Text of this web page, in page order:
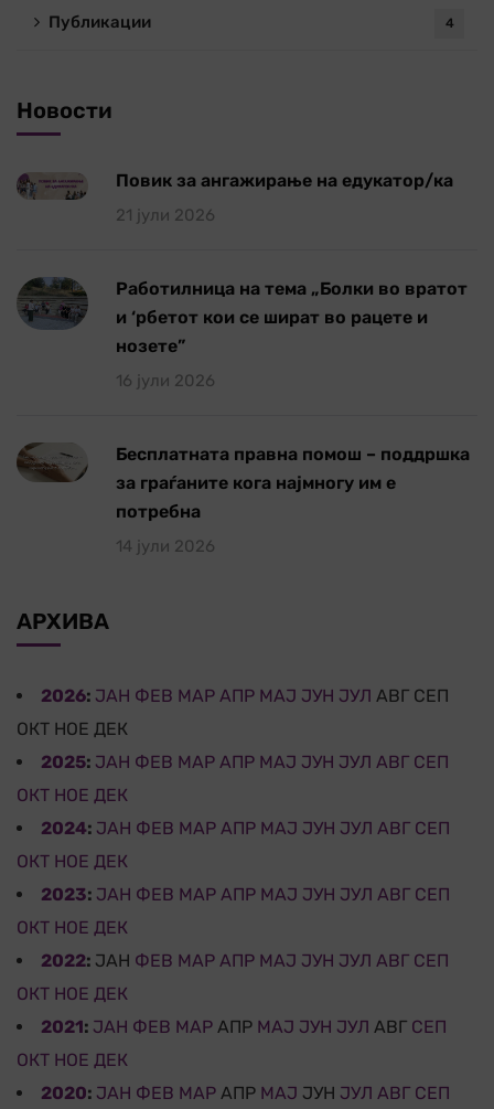
Публикации 4
Новости
Повик за ангажирање на едукатор/ка
21 јули 2026
Работилница на тема „Болки во вратот
и ‘рбетот кои се шират во рацете и
нозете”
16 јули 2026
Бесплатната правна помош – поддршка
за граѓаните кога најмногу им е
потребна
14 јули 2026
АРХИВА
2026: ЈАН ФЕВ МАР АПР МАЈ ЈУН ЈУЛ АВГ СЕП
ОКТ НОЕ ДЕК
2025: ЈАН ФЕВ МАР АПР МАЈ ЈУН ЈУЛ АВГ СЕП
ОКТ НОЕ ДЕК
2024: ЈАН ФЕВ МАР АПР МАЈ ЈУН ЈУЛ АВГ СЕП
ОКТ НОЕ ДЕК
2023: ЈАН ФЕВ МАР АПР МАЈ ЈУН ЈУЛ АВГ СЕП
ОКТ НОЕ ДЕК
2022: ЈАН ФЕВ МАР АПР МАЈ ЈУН ЈУЛ АВГ СЕП
ОКТ НОЕ ДЕК
2021: ЈАН ФЕВ МАР АПР МАЈ ЈУН ЈУЛ АВГ СЕП
ОКТ НОЕ ДЕК
2020: ЈАН ФЕВ МАР АПР МАЈ ЈУН ЈУЛ АВГ СЕП